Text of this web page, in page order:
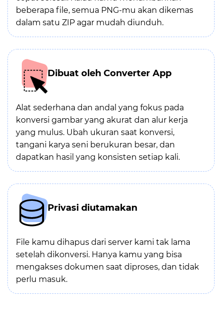
beberapa file, semua PNG-mu akan dikemas
dalam satu ZIP agar mudah diunduh.
Dibuat oleh Converter App
Alat sederhana dan andal yang fokus pada
konversi gambar yang akurat dan alur kerja
yang mulus. Ubah ukuran saat konversi,
tangani karya seni berukuran besar, dan
dapatkan hasil yang konsisten setiap kali.
Privasi diutamakan
File kamu dihapus dari server kami tak lama
setelah dikonversi. Hanya kamu yang bisa
mengakses dokumen saat diproses, dan tidak
perlu masuk.